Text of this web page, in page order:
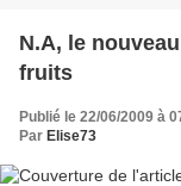
N.A, le
fruits
Publié le 22/06/2009 à
Par Elise73